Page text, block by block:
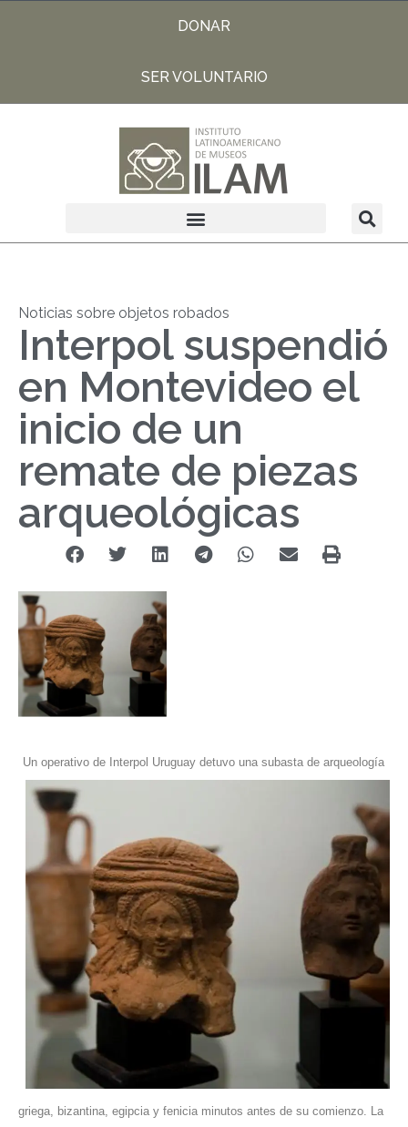
DONAR
SER VOLUNTARIO
Noticias sobre objetos robados
Interpol suspendió
en Montevideo el
inicio de un
remate de piezas
arqueológicas
Un operativo de Interpol Uruguay detuvo una subasta de arqueología
griega, bizantina, egipcia y fenicia minutos antes de su comienzo. La